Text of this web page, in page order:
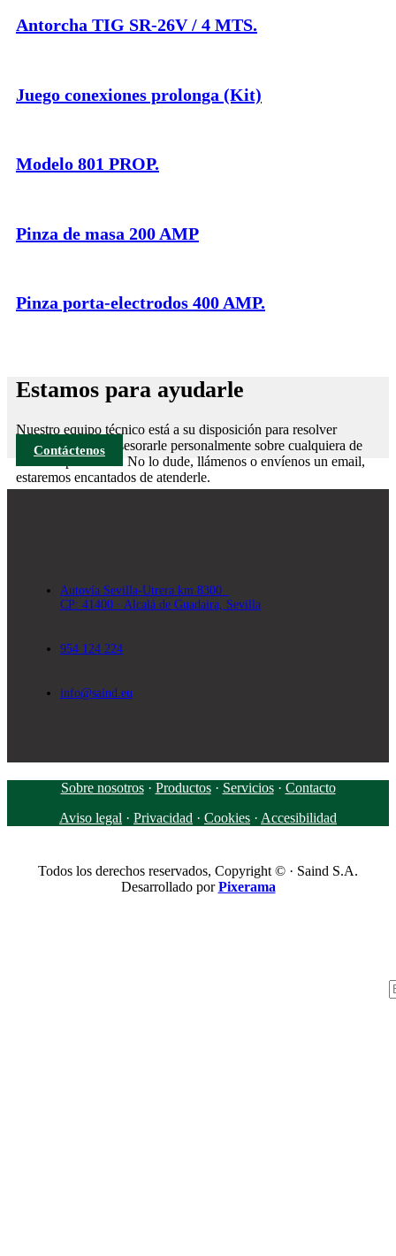
Antorcha TIG SR-26V / 4 MTS.
Juego conexiones prolonga (Kit)
Modelo 801 PROP.
Pinza de masa 200 AMP
Pinza porta-electrodos 400 AMP.
Estamos para ayudarle
Nuestro equipo técnico está a su disposición para resolver
cualquier duda y asesorarle personalmente sobre cualquiera de
nuestros productos. No lo dude, llámenos o envíenos un email,
estaremos encantados de atenderle.
Contáctenos
Autovía Sevilla-Utrera km 8300
CP: 41400 · Alcalá de Guadaira, Sevilla
954 124 224
info@saind.eu
Sobre nosotros· Productos· Servicios· Contacto
Aviso legal · Privacidad · Cookies · Accesibilidad
Todos los derechos reservados, Copyright © · Saind S.A.
Desarrollado porPixerama